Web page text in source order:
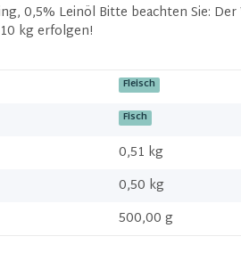
0,5% Leinöl Bitte beachten Sie: Der
kg erfolgen!
Fleisch
Fisch
0,51 kg
0,50 kg
500,00 g